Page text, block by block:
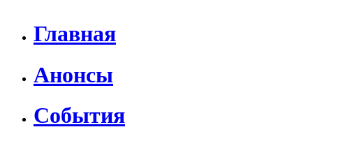
Главная
Анонсы
События